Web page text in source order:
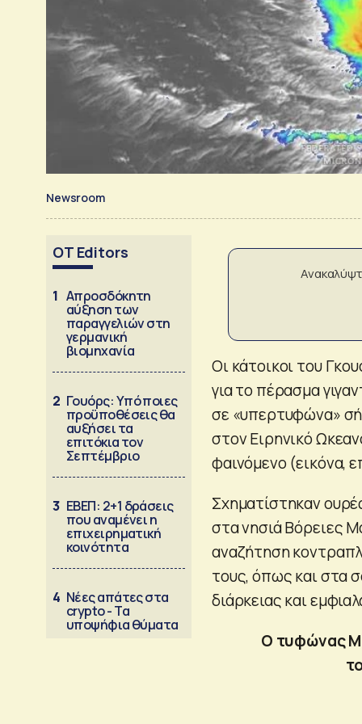
Newsroom
OT Editors
1 Απροσδόκητη
αύξηση των
παραγγελιών στη
γερμανική
βιομηχανία
2 Γουόρς: Υπό ποιες
προϋποθέσεις θα
αυξήσει τα
επιτόκια τον
Σεπτέμβριο
3 ΕΒΕΠ: 2+1 δράσεις
που αναμένει η
επιχειρηματική
κοινότητα
4 Νέες απάτες στα
crypto - Τα
υποψήφια θύματα
Οι κάτοικοι του
για το πέρασμα
σε «υπερτυφώνα»
στον Ειρηνικό
φαινόμενο (εικόνα,
Σχηματίστηκαν
στα νησιά Βόρειες
αναζήτηση
τους, όπως και στα
διάρκειας και
Ο τυφώνας